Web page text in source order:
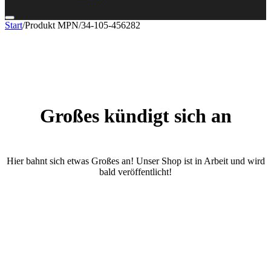
Start/Produkt MPN/34-105-456282
Großes kündigt sich an
Hier bahnt sich etwas Großes an! Unser Shop ist in Arbeit und wird
bald veröffentlicht!